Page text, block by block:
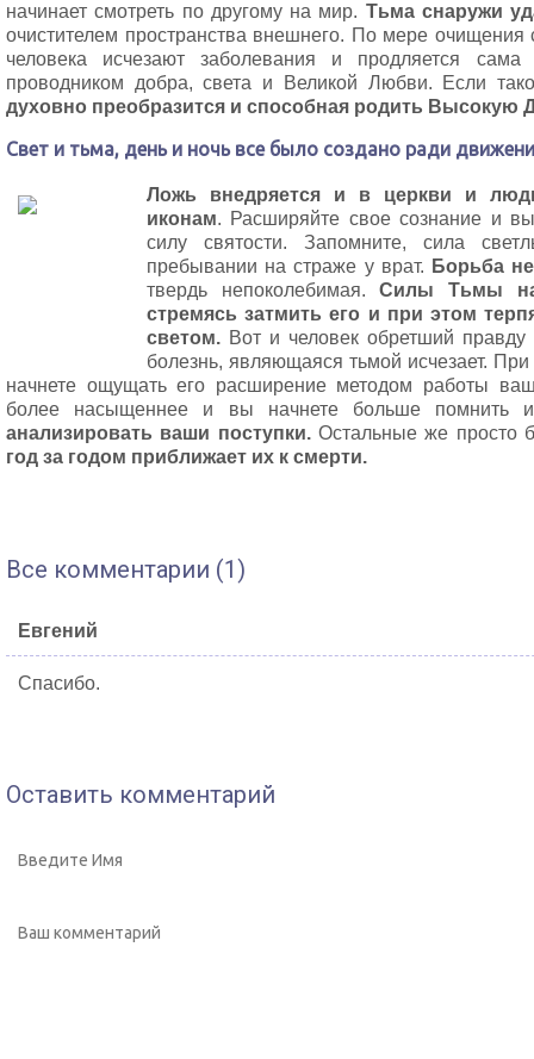
начинает смотреть по другому на мир. Тьма снаружи
очистителем пространства внешнего. По мере очищения
человека исчезают заболевания и продляется сама
проводником добра, света и Великой Любви. Если
духовно преобразится и способная родить Высокую
Свет и тьма, день и ночь все было создано ради
Ложь внедряется и в церкви и
иконам. Расширяйте свое сознание и
силу святости. Запомните, сила
пребывании на страже у врат. Борьба
твердь непоколебимая.Силы Тьмы
стремясь затмить его и при этом
светом. Вот и человек обретший правду
болезнь, являющаяся тьмой исчезает.
начнете ощущать его расширение методом работы
более насыщеннее и вы начнете больше помнить и
анализировать ваши поступки.Остальные же просто
год за годом приближает их к смерти.
Все комментарии (1)
Евгений
Спасибо.
Оставить комментарий